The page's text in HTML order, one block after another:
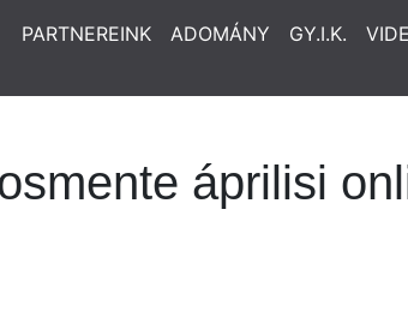
PARTNEREINK ADOMÁNY GY.I.K.
áprilisi